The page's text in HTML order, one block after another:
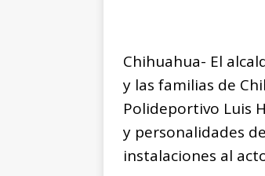
e
b
o
o
k
s
A
p
p
e
n
g
e
r
Chihuahua- El
y las familias de
Polideportivo Luis
y personalidades
instalaciones al